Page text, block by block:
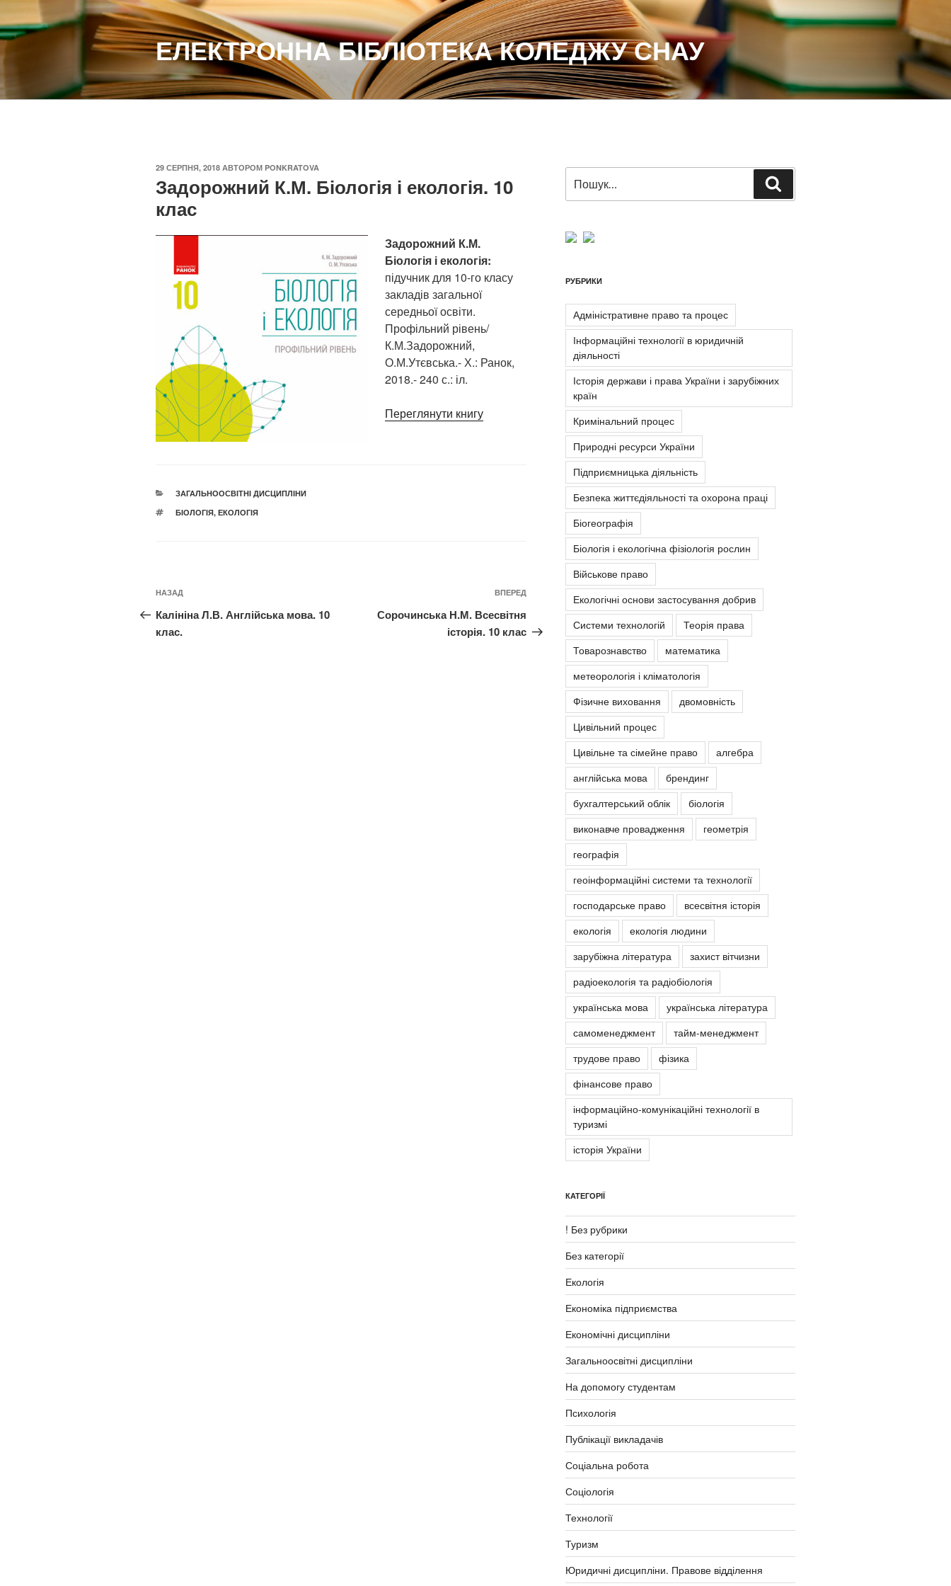
Перейти
до
вмісту
ЕЛЕКТРОННА БІБЛІОТЕКА КОЛЕДЖУ СНАУ
ОПУБЛІКОВАНО
29 СЕРПНЯ, 2018 АВТОРОМ PONKRATOVA
Задорожний К.М. Біологія і екологія. 10
клас
Задорожний К.М.
Біологія і екологія:
підучник для 10-го класу
закладів загальної
середньої освіти.
Профільний рівень/
К.М.Задорожний,
О.М.Утєвська.- Х.: Ранок,
2018.- 240 с.: іл.
Переглянути книгу
КАТЕГОРІЇ
ЗАГАЛЬНООСВІТНІ ДИСЦИПЛІНИ
ПОЗНАЧКИ
БІОЛОГІЯ, ЕКОЛОГІЯ
Навігація
записів
Попередній
запис:
НАЗАД
Калініна Л.В. Англійська мова. 10
клас.
Наступний
ВПЕРЕД
Сорочинська Н.М. Всесвітня
історія. 10 клас
за
запитом:
РУБРИКИ
Адміністративне право та процес
Інформаційні технології в юридичній
діяльності
Історія держави і права України і зарубіжних
країн
Кримінальний процес
Природні ресурси України
Підприємницька діяльність
Безпека життєдіяльності та охорона праці
Біогеографія
Біологія і екологічна фізіологія рослин
Військове право
Екологічні основи застосування добрив
Системи технологій
Теорія права
Товарознавство
математика
метеорологія і кліматологія
Фізичне виховання
двомовність
Цивільний процес
Цивільне та сімейне право
алгебра
англійська мова
брендинг
бухгалтерський облік
біологія
виконавче провадження
геометрія
географія
геоінформаційні системи та технології
господарське право
всесвітня історія
екологія
екологія людини
зарубіжна література
захист вітчизни
радіоекологія та радіобіологія
українська мова
українська література
самоменеджмент
тайм-менеджмент
трудове право
фізика
фінансове право
інформаційно-комунікаційні технології в
туризмі
історія України
КАТЕГОРІЇ
! Без рубрики
Без категорії
Екологія
Економіка підприємства
Економічні дисципліни
Загальноосвітні дисципліни
На допомогу студентам
Психологія
Публікації викладачів
Соціальна робота
Соціологія
Технології
Туризм
Юридичні дисципліни. Правове відділення